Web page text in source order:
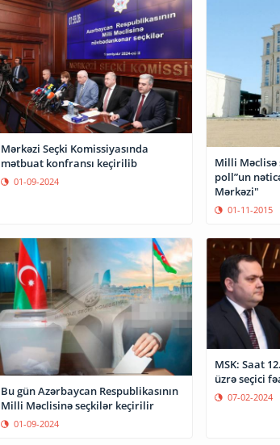
Mərkəzi Seçki Komissiyasında
mətbuat konfransı keçirilib
01-09-2024
Milli Məclisə
poll”un
Mərkəzi"
01-11-2015
Bu gün Azərbaycan Respublikasının
Milli Məclisinə seçkilər keçirilir
01-09-2024
MSK: Saat
üzrə seçici
07-02-2024